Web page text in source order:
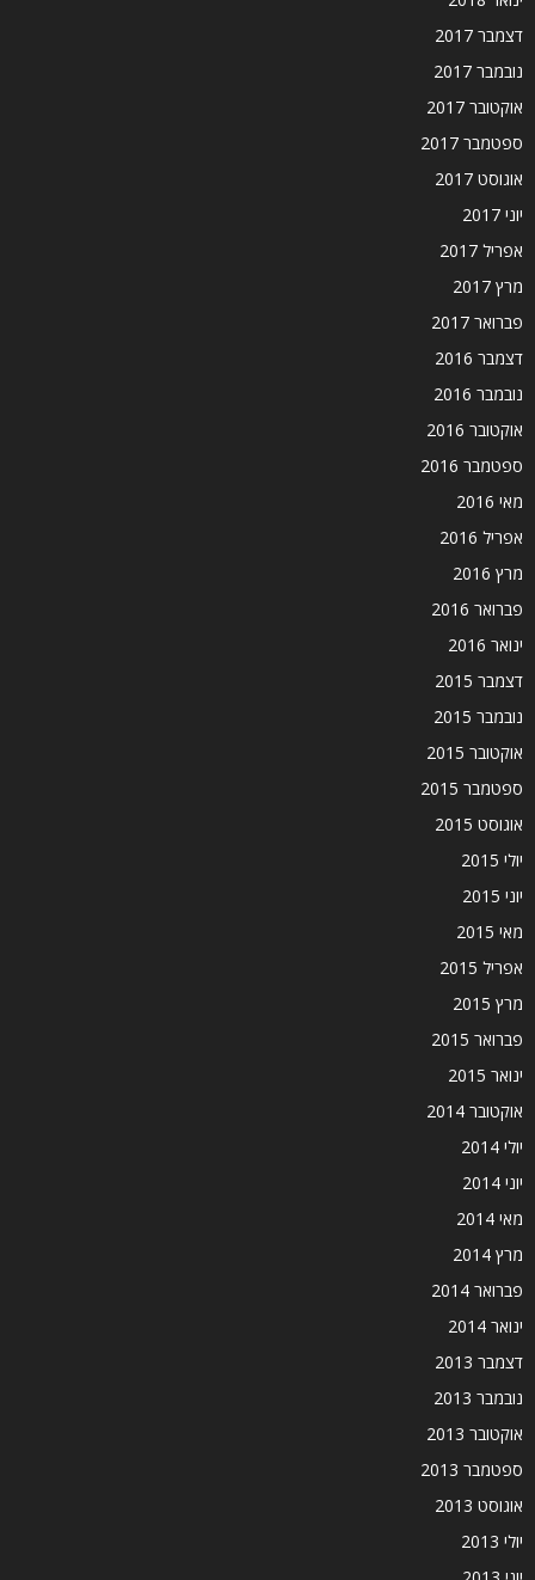
דצמבר 2017
נובמבר 2017
אוקטובר 2017
ספטמבר 2017
אוגוסט 2017
יוני 2017
אפריל 2017
מרץ 2017
פברואר 2017
דצמבר 2016
נובמבר 2016
אוקטובר 2016
ספטמבר 2016
מאי 2016
אפריל 2016
מרץ 2016
פברואר 2016
ינואר 2016
דצמבר 2015
נובמבר 2015
אוקטובר 2015
ספטמבר 2015
אוגוסט 2015
יולי 2015
יוני 2015
מאי 2015
אפריל 2015
מרץ 2015
פברואר 2015
ינואר 2015
אוקטובר 2014
יולי 2014
יוני 2014
מאי 2014
מרץ 2014
פברואר 2014
ינואר 2014
דצמבר 2013
נובמבר 2013
אוקטובר 2013
ספטמבר 2013
אוגוסט 2013
יולי 2013